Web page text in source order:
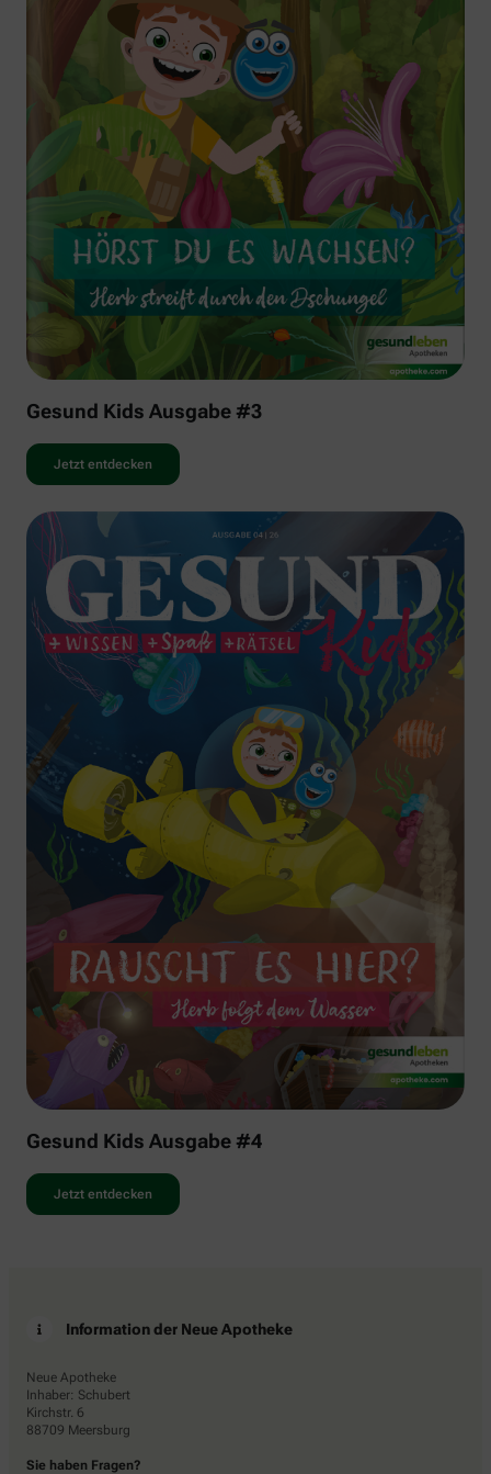
Gesund Kids Ausgabe #3
Jetzt entdecken
Gesund Kids Ausgabe #4
Jetzt entdecken
Information der Neue Apotheke
Neue Apotheke
Inhaber: Schubert
Kirchstr. 6
88709 Meersburg
Sie haben Fragen?